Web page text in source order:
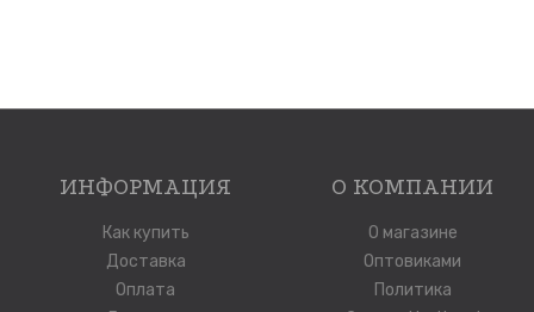
ИНФОРМАЦИЯ
Как купить
Доставка
Оплата
О КОМПАНИИ
О магазине
Оптовиками
Политика